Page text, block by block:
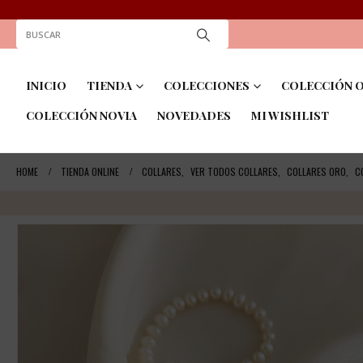
INICIO TIENDA COLECCIONES
COLECCIÓN
COLECCIÓN NOVIA
NOVEDADES MI WISHLIST
HOME TIENDA ONLINE COLLARES VER TODOS COLLARES COLLARES ORO